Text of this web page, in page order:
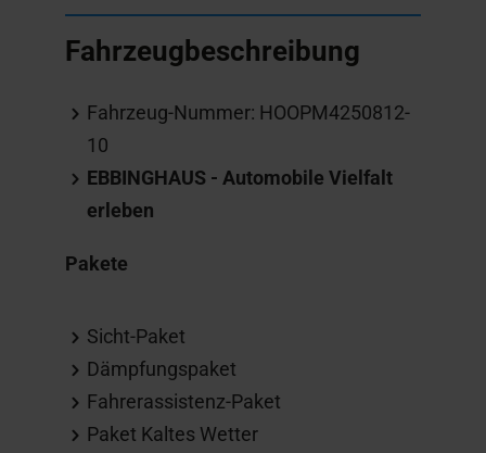
Fahrzeugbeschreibung
Fahrzeug-Nummer: HOOPM4250812-
10
EBBINGHAUS - Automobile Vielfalt
erleben
Pakete
Sicht-Paket
Dämpfungspaket
Fahrerassistenz-Paket
Paket Kaltes Wetter